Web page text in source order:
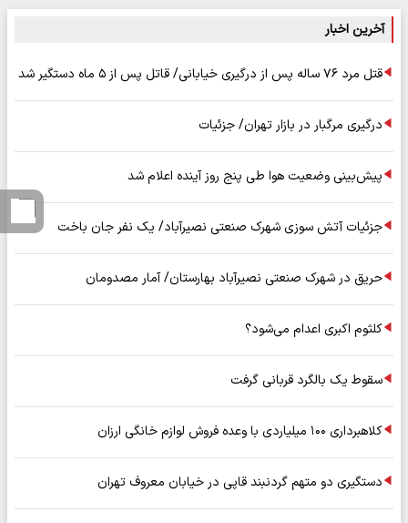
آخرین اخبار
قتل مرد ۷۶ ساله پس از درگیری خیابانی/ قاتل پس از ۵ ماه دستگیر شد
درگیری مرگبار در بازار تهران/ جزئیات
پیش‌بینی وضعیت هوا طی پنج روز آینده اعلام شد
جزئیات آتش سوزی شهرک صنعتی نصیرآباد/ یک نفر جان باخت
حریق در شهرک صنعتی نصیرآباد بهارستان/ آمار مصدومان
کلثوم اکبری اعدام می‌شود؟
سقوط یک بالگرد قربانی گرفت
کلاهبرداری ۱۰۰ میلیاردی با وعده فروش لوازم خانگی ارزان
دستگیری دو متهم گردنبند قاپی در خیابان معروف تهران